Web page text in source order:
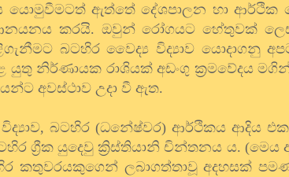
ඇත්තේ දේශපාලන හා ආර්ථික
කරයි. ඔවුන් රෝගයට හේතුවක්
බටහිර වෛද්‍ය විද්‍යාව යොදාගනු
නිර්ණායක රාශියක් අඩංගු ක්‍රමවේදය
අවස්ථාව උදා වී ඇත.
බටහිර (ධනේෂ්වර) ආර්ථිකය ආදිය
යුදෙවු ක්‍රිස්තියානි චින්තනය ය. (මෙය
කතුවරයකුගෙන් ලබාගත්තාවූ අදහසක්